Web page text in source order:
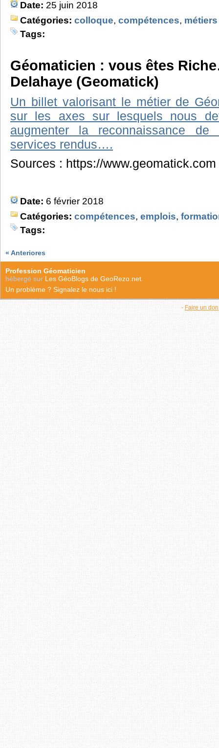
Date: 25 juin 2018
Catégories: colloque, compétences, métiers
Tags:
Géomaticien : vous êtes
Delahaye (Geomatick)
Un billet valorisant le métier de
sur les axes sur lesquels nous
augmenter la reconnaissance
services rendus….
Sources : https://www.geomatick.com
Date: 6 février 2018
Catégories: compétences, emplois,
Tags:
« Anteriores
Profession Géomaticien
hébergé sur Les GéoBlogs de GeoRezo.net
Un problème ? Signalez le nous ici !
- Faire un don